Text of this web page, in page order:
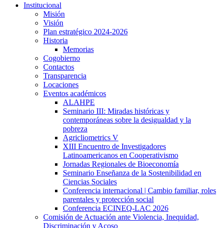
Institucional
Misión
Visión
Plan estratégico 2024-2026
Historia
Memorias
Cogobierno
Contactos
Transparencia
Locaciones
Eventos académicos
ALAHPE
Seminario III: Miradas históricas y
contemporáneas sobre la desigualdad y la
pobreza
Agricliometrics V
XIII Encuentro de Investigadores
Latinoamericanos en Cooperativismo
Jornadas Regionales de Bioeconomía
Seminario Enseñanza de la Sostenibilidad en
Ciencias Sociales
Conferencia internacional | Cambio familiar, roles
parentales y protección social
Conferencia ECINEQ-LAC 2026
Comisión de Actuación ante Violencia, Inequidad,
Discriminación y Acoso